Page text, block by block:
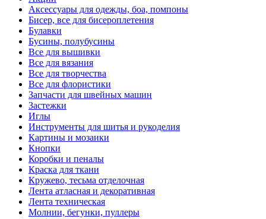
Аксессуары для одежды, боа, помпоны
Бисер, все для бисероплетения
Булавки
Бусины, полубусины
Все для вышивки
Все для вязания
Все для творчества
Все для флористики
Запчасти для швейных машин
Застежки
Иглы
Инструменты для шитья и рукоделия
Картины и мозаики
Кнопки
Коробки и пеналы
Краска для ткани
Кружево, тесьма отделочная
Лента атласная и декоративная
Лента техническая
Молнии, бегунки, пуллеры